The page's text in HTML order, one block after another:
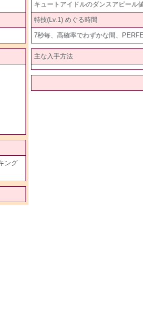
ング
キュートアイドルのダンスアピール
特技(Lv.1) めぐる時間
7秒毎、高確率でわずかな間、
主な入手方法